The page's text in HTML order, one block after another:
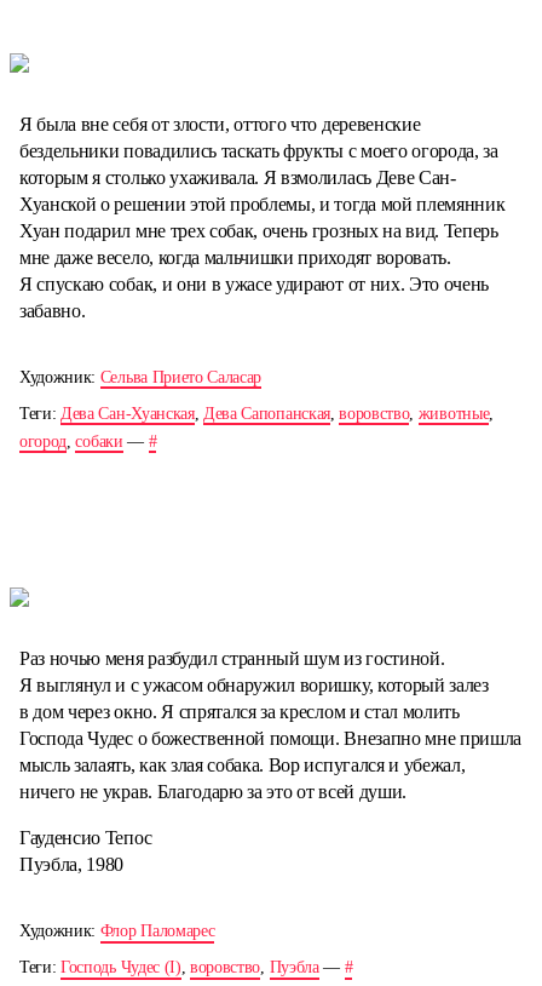
Я была вне себя от злости, оттого что деревенские
бездельники повадились таскать фрукты с моего огорода, за
которым я столько ухаживала. Я взмолилась Деве Сан-
Хуанской о решении этой проблемы, и тогда мой племянник
Хуан подарил мне трех собак, очень грозных на вид. Теперь
мне даже весело, когда мальчишки приходят воровать.
Я спускаю собак, и они в ужасе удирают от них. Это очень
забавно.
Художник: Сельва Прието Саласар
Теги: Дева Сан-Хуанская, Дева Сапопанская,воровство, животные,
огород ,собаки — #
Раз ночью меня разбудил странный шум из гостиной.
Я выглянул и с ужасом обнаружил воришку, который залез
в дом через окно. Я спрятался за креслом и стал молить
Господа Чудес о божественной помощи. Внезапно мне пришла
мысль залаять, как злая собака. Вор испугался и убежал,
ничего не украв. Благодарю за это от всей души.
Гауденсио Тепос
Пуэбла, 1980
Художник: Флор Паломарес
Теги:Господь Чудес (I),воровство, Пуэбла— #